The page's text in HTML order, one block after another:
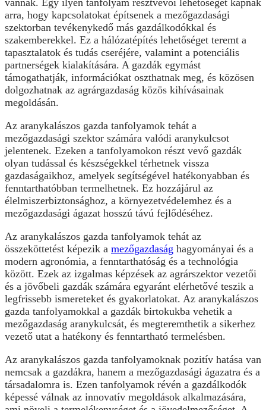
vannak. Egy ilyen tanfolyam résztvevői lehetőséget kapnak
arra, hogy kapcsolatokat építsenek a mezőgazdasági
szektorban tevékenykedő más gazdálkodókkal és
szakemberekkel. Ez a hálózatépítés lehetőséget teremt a
tapasztalatok és tudás cseréjére, valamint a potenciális
partnerségek kialakítására. A gazdák egymást
támogathatják, információkat oszthatnak meg, és közösen
dolgozhatnak az agrárgazdaság közös kihívásainak
megoldásán.
Az aranykalászos gazda tanfolyamok tehát a
mezőgazdasági szektor számára valódi aranykulcsot
jelentenek. Ezeken a tanfolyamokon részt vevő gazdák
olyan tudással és készségekkel térhetnek vissza
gazdaságaikhoz, amelyek segítségével hatékonyabban és
fenntarthatóbban termelhetnek. Ez hozzájárul az
élelmiszerbiztonsághoz, a környezetvédelemhez és a
mezőgazdasági ágazat hosszú távú fejlődéséhez.
Az aranykalászos gazda tanfolyamok tehát az
összeköttetést képezik a mezőgazdaság hagyományai és a
modern agronómia, a fenntarthatóság és a technológia
között. Ezek az izgalmas képzések az agrárszektor vezetői
és a jövőbeli gazdák számára egyaránt elérhetővé teszik a
legfrissebb ismereteket és gyakorlatokat. Az aranykalászos
gazda tanfolyamokkal a gazdák birtokukba vehetik a
mezőgazdaság aranykulcsát, és megteremthetik a sikerhez
vezető utat a hatékony és fenntartható termelésben.
Az aranykalászos gazda tanfolyamoknak pozitív hatása van
nemcsak a gazdákra, hanem a mezőgazdasági ágazatra és a
társadalomra is. Ezen tanfolyamok révén a gazdálkodók
képessé válnak az innovatív megoldások alkalmazására,